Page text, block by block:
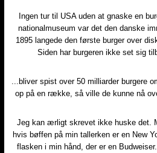
Ingen tur til USA uden at gnaske en
nationalmuseum var det den danske
1895 langede den første burger over
Siden har burgeren ikke set sig
...bliver spist over 50 milliarder burgere
op på en række, så ville de kunne nå
Jeg kan ærligt skrevet ikke huske det.
hvis bøffen på min tallerken er en New
flasken i min hånd, der er en